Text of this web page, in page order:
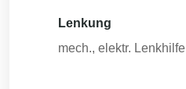
Lenkung
mech., elektr. Lenkhilfe